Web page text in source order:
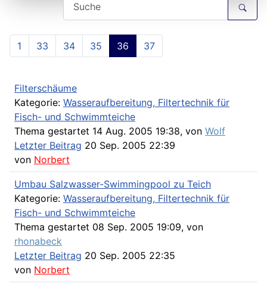
1 33 34 35 36 37
Filterschäume
Kategorie: Wasseraufbereitung, Filtertechnik für
Fisch- und Schwimmteiche
Thema gestartet 14 Aug. 2005 19:38, von Wolf
Letzter Beitrag 20 Sep. 2005 22:39
von Norbert
Umbau Salzwasser-Swimmingpool zu Teich
Kategorie: Wasseraufbereitung, Filtertechnik für
Fisch- und Schwimmteiche
Thema gestartet 08 Sep. 2005 19:09, von
rhonabeck
Letzter Beitrag 20 Sep. 2005 22:35
von Norbert